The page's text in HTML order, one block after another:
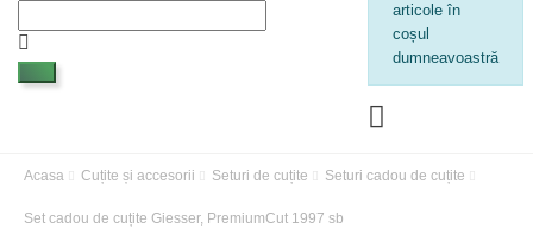
articole în
coșul
dumneavoastră
Acasa Cuțite și accesorii Seturi de cuțite Seturi cadou de cuțite
Set cadou de cuțite Giesser, PremiumCut 1997 sb